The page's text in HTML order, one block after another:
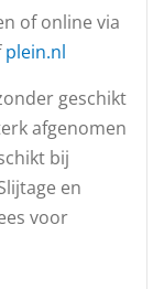
of online via
plein.nl
geschikt
afgenomen
bij
en
voor